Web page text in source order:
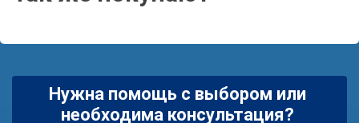
Нужна помощь с выбором или
необходима консультация?